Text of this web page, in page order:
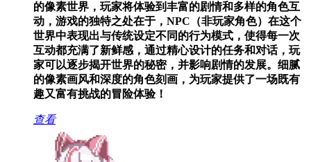
的像素世界，玩家将体验到丰富的剧情和多样的角色互
动，游戏的独特之处在于，NPC（非玩家角色）在这个
世界中表现出与传统设定不同的行为模式，使得每一次
互动都充满了新鲜感，通过精心设计的任务和对话，玩
家可以逐步揭开世界的秘密，并影响剧情的发展。细腻
的像素画风和深度的角色刻画，为玩家提供了一场既有
趣又富有挑战的冒险体验！
查看